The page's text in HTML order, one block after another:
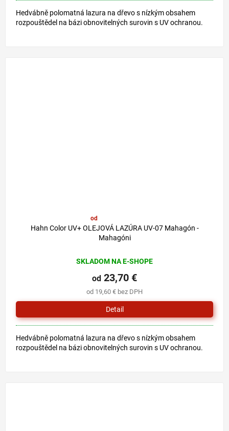
Hedvábně polomatná lazura na dřevo s nízkým obsahem
rozpouštědel na bázi obnovitelných surovin s UV ochranou.
od
Hahn Color UV+ OLEJOVÁ LAZÚRA UV-07 Mahagón -
Mahagóni
SKLADOM NA E-SHOPE
od 19,60 € bez DPH
od 23,70 €
Detail
Hedvábně polomatná lazura na dřevo s nízkým obsahem
rozpouštědel na bázi obnovitelných surovin s UV ochranou.